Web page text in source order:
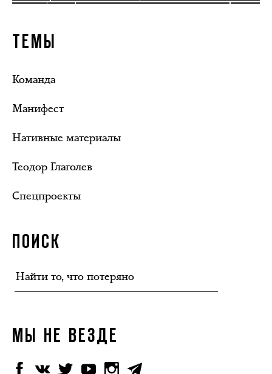
ТЕМЫ
Команда
Манифест
Нативные материалы
Теодор Глаголев
Спецпроекты
ПОИСК
МЫ НЕ ВЕЗДЕ